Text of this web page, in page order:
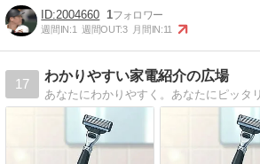
2004660 1
週間IN:1 週間OUT:3 月間IN:11
17
わかりやすい家電紹介の広場
あなたにわかりやすく。あなたにピッタ